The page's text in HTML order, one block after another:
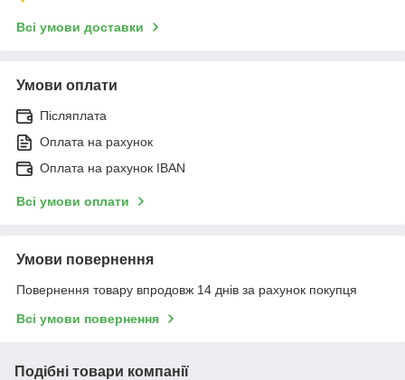
Всі умови доставки
Умови оплати
Післяплата
Оплата на рахунок
Оплата на рахунок IBAN
Всі умови оплати
Умови повернення
Повернення товару впродовж 14 днів за рахунок покупця
Всі умови повернення
Подібні товари компанії